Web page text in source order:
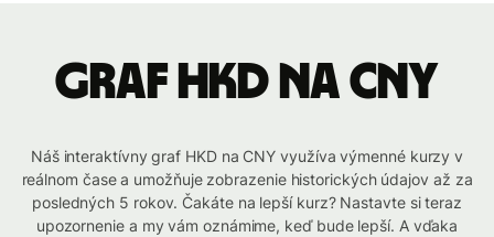
graf HKD na CNY
Náš interaktívny graf HKD na CNY využíva výmenné kurzy v
reálnom čase a umožňuje zobrazenie historických údajov až za
posledných 5 rokov. Čakáte na lepší kurz? Nastavte si teraz
upozornenie a my vám oznámime, keď bude lepší. A vďaka